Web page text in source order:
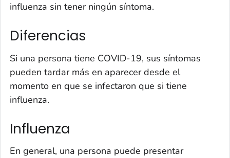
influenza sin tener ningún síntoma.
Diferencias
Si una persona tiene COVID-19, sus síntomas
pueden tardar más en aparecer desde el
momento en que se infectaron que si tiene
influenza.
Influenza
En general, una persona puede presentar